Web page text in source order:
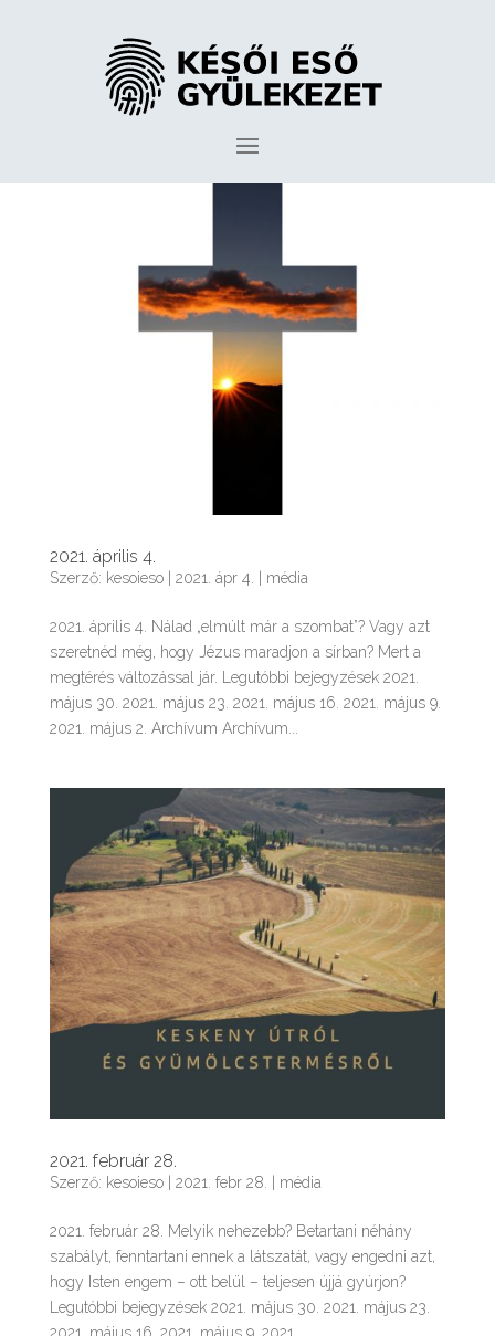
2021. április 4.
Szerző: kesoieso| 2021. ápr 4. média
2021. április 4. Nálad „elmúlt már a szombat”? Vagy azt
szeretnéd még, hogy Jézus maradjon a sírban? Mert a
megtérés változással jár. Legutóbbi bejegyzések 2021.
május 30. 2021. május 23. 2021. május 16. 2021. május 9.
2021. május 2. Archívum Archívum...
2021. február 28.
Szerző: kesoieso| 2021. febr 28. média
2021. február 28. Melyik nehezebb? Betartani néhány
szabályt, fenntartani ennek a látszatát, vagy engedni azt,
hogy Isten engem – ott belül – teljesen újjá gyúrjon?
Legutóbbi bejegyzések 2021. május 30. 2021. május 23.